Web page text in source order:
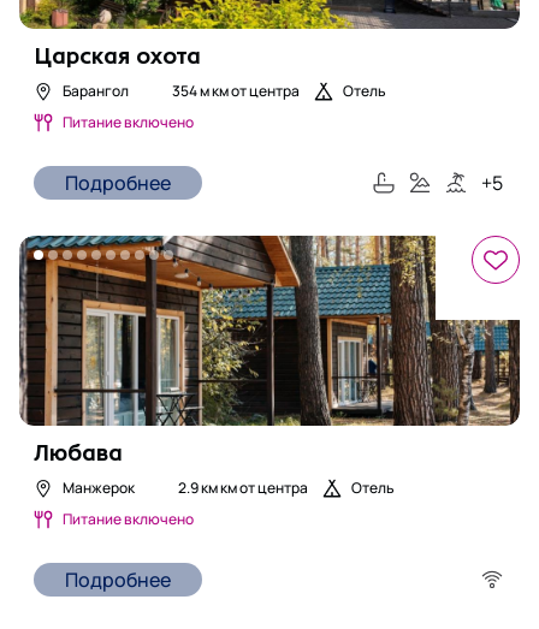
Царская охота
Барангол 354 мкм от центра
Отель
Питание включено
Подробнее +5
Любава
Манжерок 2.9 кмкм от центра
Отель
Питание включено
Подробнее